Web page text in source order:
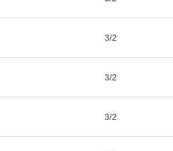
3/2
3/2
3/2